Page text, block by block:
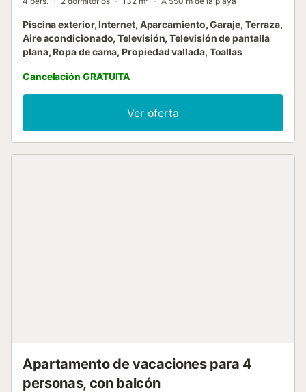
Piscina exterior, Internet, Aparcamiento, Garaje, Terraza,
Aire acondicionado, Televisión, Televisión de pantalla
plana, Ropa de cama, Propiedad vallada, Toallas
Cancelación GRATUITA
Ver oferta
Apartamento de vacaciones para 4
personas, con balcón